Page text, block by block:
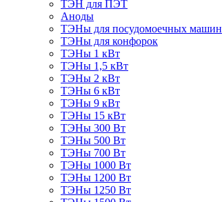
ТЭН для ПЭТ
Аноды
ТЭНы для посудомоечных машин
ТЭНы для конфорок
ТЭНы 1 кВт
ТЭНы 1,5 кВт
ТЭНы 2 кВт
ТЭНы 6 кВт
ТЭНы 9 кВт
ТЭНы 15 кВт
ТЭНы 300 Вт
ТЭНы 500 Вт
ТЭНы 700 Вт
ТЭНы 1000 Вт
ТЭНы 1200 Вт
ТЭНы 1250 Вт